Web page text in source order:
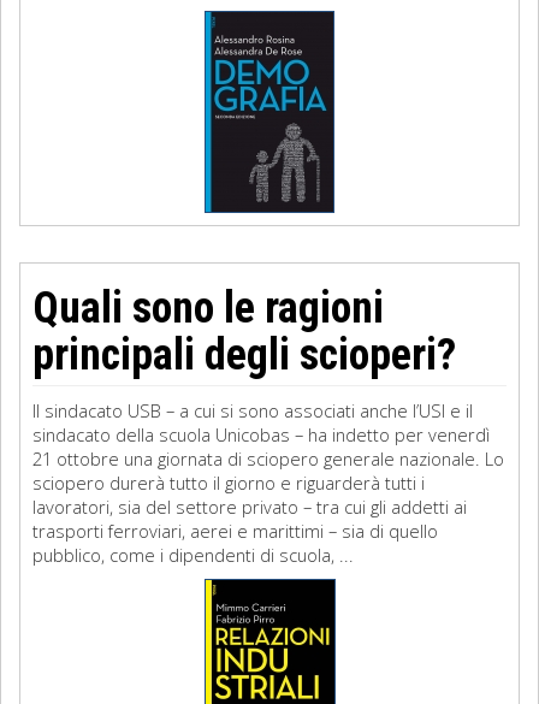
Quali sono le ragioni
principali degli scioperi?
Il sindacato USB – a cui si sono associati anche l’USI e il
sindacato della scuola Unicobas – ha indetto per venerdì
21 ottobre una giornata di sciopero generale nazionale. Lo
sciopero durerà tutto il giorno e riguarderà tutti i
lavoratori, sia del settore privato – tra cui gli addetti ai
trasporti ferroviari, aerei e marittimi – sia di quello
pubblico, come i dipendenti di scuola, ...